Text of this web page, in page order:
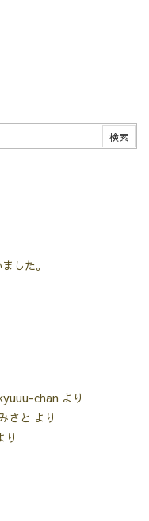
した。
chan より
さと より
り